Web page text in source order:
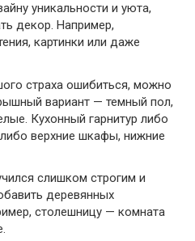
уникальности и уюта,
декор. Например,
картинки или даже
страха ошибиться, можно
вариант — темный пол,
Кухонный гарнитур либо
верхние шкафы, нижние
слишком строгим и
деревянных
столешницу — комната